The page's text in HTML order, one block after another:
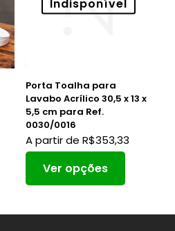
Indisponível
Porta Toalha para
Lavabo Acrílico 30,5 x 13 x
5,5 cm para Ref.
0030/0016
A partir de R$353,33
Ver opções